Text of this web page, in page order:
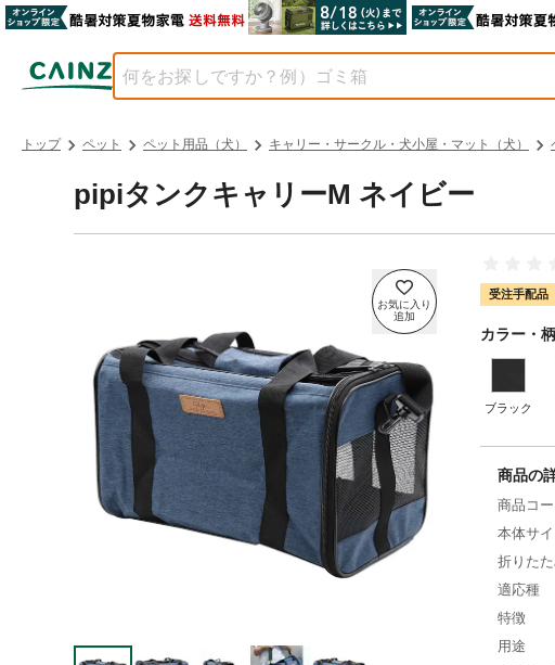
トップ ペット ペット用品（犬） キャリー・サークル・犬小屋・マット（犬）
pipiタンクキャリーM ネイビー
受注手配品
カラー・柄
ブラック
商品の
商品コ
本体サイ
折りた
適応種
特徴
用途